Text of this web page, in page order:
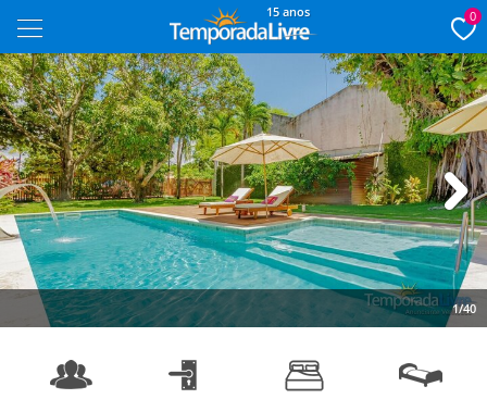
15 anos 0
1/40
Next